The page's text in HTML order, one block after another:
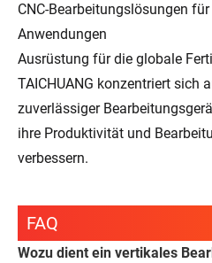
CNC-Bearbeitungslösungen
Anwendungen
Ausrüstung für die globale
TAICHUANG konzentriert sich
zuverlässiger
ihre Produktivität und
verbessern.
FAQ
Wozu dient ein vertikales